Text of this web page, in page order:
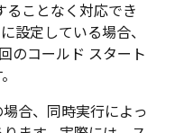
ることなく対応でき
設定している場合、
のコールド スタート
合、同時実行によっ